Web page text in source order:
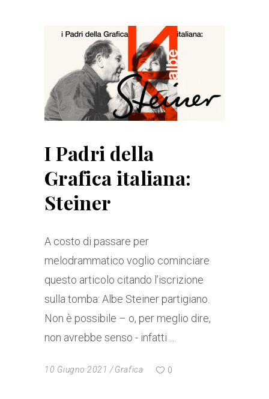
I Padri della
Grafica italiana:
Steiner
A costo di passare per
melodrammatico voglio cominciare
questo articolo citando l’iscrizione
sulla tomba: Albe Steiner partigiano.
Non è possibile – o, per meglio dire,
non avrebbe senso - infatti
10 Giugno 2021 Grafica 0